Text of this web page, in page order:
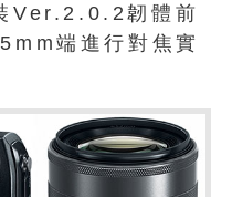
Ver.2.0.2韌體前
端進行對焦實